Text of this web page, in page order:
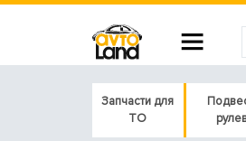
Запчасти для
ТО